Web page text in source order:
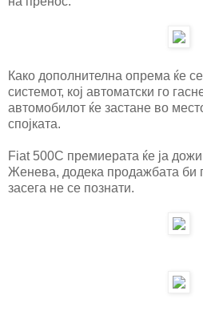
Како дополнителна опрема ќе
системот, кој автоматски го
автомобилот ќе застане во
спојката.
Fiat 500C премиерата ќе ја
Женева, додека продажбата би
засега не се познати.